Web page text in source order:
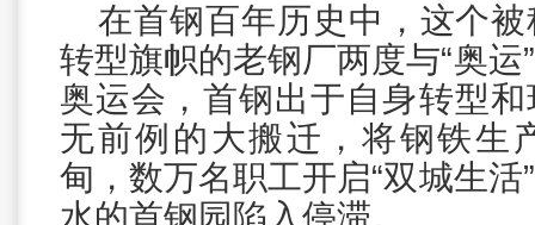
在首钢百年历史中，这个
转型旗帜的老钢厂两度与“奥运
奥运会，首钢出于自身转型
无前例的大搬迁，将钢铁生
甸，数万名职工开启“双城生活
水的首钢园陷入停滞。